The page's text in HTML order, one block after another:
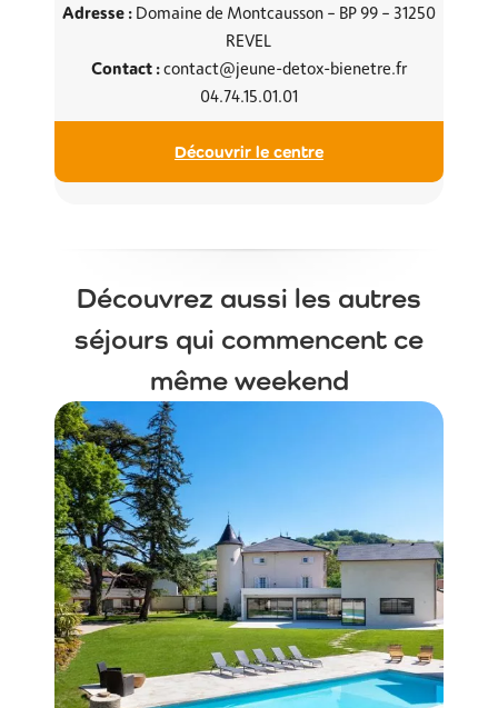
Adresse : Domaine de Montcausson – BP 99 – 31250
REVEL
Contact :contact@jeune-detox-bienetre.fr
04.74.15.01.01
Découvrir le centre
Découvrez aussi les autres
séjours qui commencent ce
même weekend